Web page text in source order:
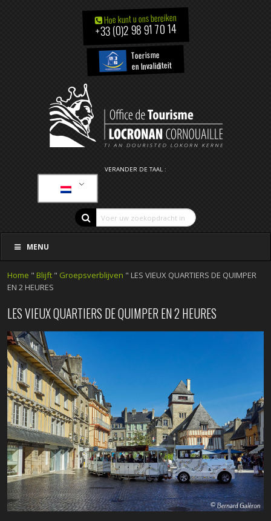
Hoe kunt u ons bereiken
+33 (0)2 98 91 70 14
Toerisme
en Invaliditeit
VERANDER DE TAAL :
MENU
Home " Blijft " Groepsverblijven " LES VIEUX QUARTIERS DE QUIMPER
EN 2 HEURES
LES VIEUX QUARTIERS DE QUIMPER EN 2 HEURES